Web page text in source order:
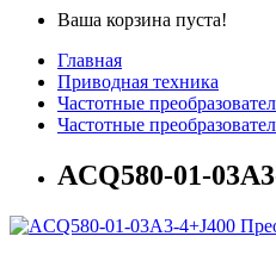
Ваша корзина пуста!
Главная
Приводная техника
Частотные
Частотные
ACQ580-01-